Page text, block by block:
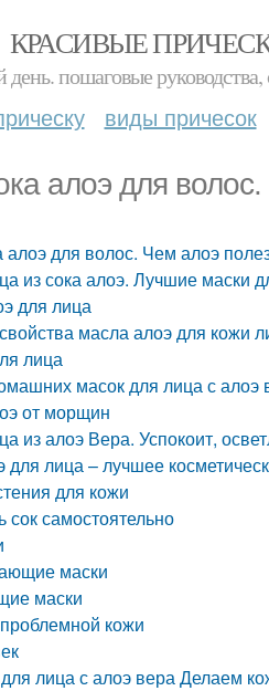
КРАСИВЫЕ
пошаговые
виды причесок
алоэ для
алоэ для волос. Чем алоэ
из сока алоэ. Лучшие маски
для лица
масла алоэ для кожи
лица
масок для лица с алоэ
от морщин
из алоэ Вера. Успокоит,
для лица – лучшее
для кожи
сок самостоятельно
маски
маски
кожи
лица с алоэ вера Делаем